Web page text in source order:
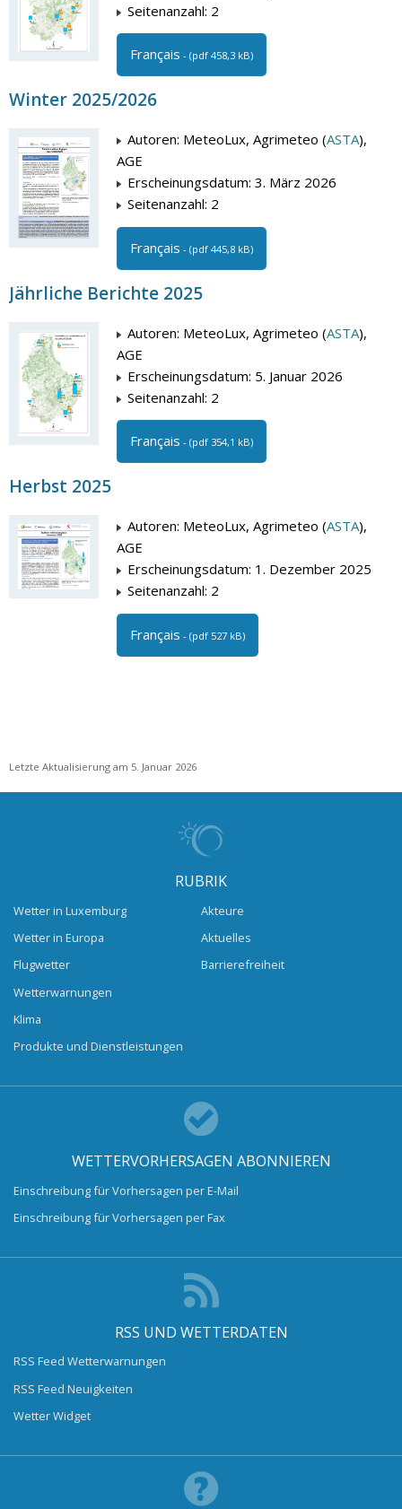
Seitenanzahl: 2
Français - (pdf 458,3 kB)
Winter 2025/2026
Autoren: MeteoLux, Agrimeteo (ASTA),
AGE
Erscheinungsdatum: 3. März 2026
Seitenanzahl: 2
Français - (pdf 445,8 kB)
Jährliche Berichte 2025
Autoren: MeteoLux, Agrimeteo (ASTA),
AGE
Erscheinungsdatum: 5. Januar 2026
Seitenanzahl: 2
Français - (pdf 354,1 kB)
Herbst 2025
Autoren: MeteoLux, Agrimeteo (ASTA),
AGE
Erscheinungsdatum: 1. Dezember 2025
Seitenanzahl: 2
Français - (pdf 527 kB)
Letzte Aktualisierung am 5. Januar 2026
RUBRIK
Wetter in Luxemburg
Wetter in Europa
Flugwetter
Wetterwarnungen
Klima
Produkte und Dienstleistungen
Akteure
Aktuelles
Barrierefreiheit
WETTERVORHERSAGEN ABONNIEREN
Einschreibung für Vorhersagen per E-Mail
Einschreibung für Vorhersagen per Fax
RSS UND WETTERDATEN
RSS Feed Wetterwarnungen
RSS Feed Neuigkeiten
Wetter Widget